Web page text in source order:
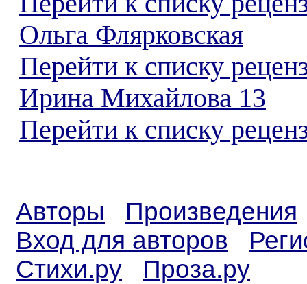
Ольга Флярковская
Перейти к списку
Ирина Михайлова 13
Перейти к списку
Авторы
Произведения
Вход для авторов
Стихи.ру
Проза.ру